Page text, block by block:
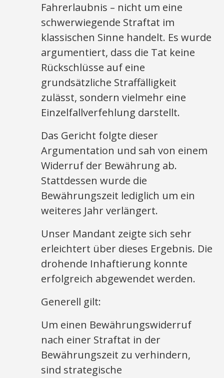
Fahrerlaubnis – nicht um eine
schwerwiegende Straftat im
klassischen Sinne handelt. Es wurde
argumentiert, dass die Tat keine
Rückschlüsse auf eine
grundsätzliche Straffälligkeit
zulässt, sondern vielmehr eine
Einzelfallverfehlung darstellt.
Das Gericht folgte dieser
Argumentation und sah von einem
Widerruf der Bewährung ab.
Stattdessen wurde die
Bewährungszeit lediglich um ein
weiteres Jahr verlängert.
Unser Mandant zeigte sich sehr
erleichtert über dieses Ergebnis. Die
drohende Inhaftierung konnte
erfolgreich abgewendet werden.
Generell gilt:
Um einen Bewährungswiderruf
nach einer Straftat in der
Bewährungszeit zu verhindern,
sind strategische